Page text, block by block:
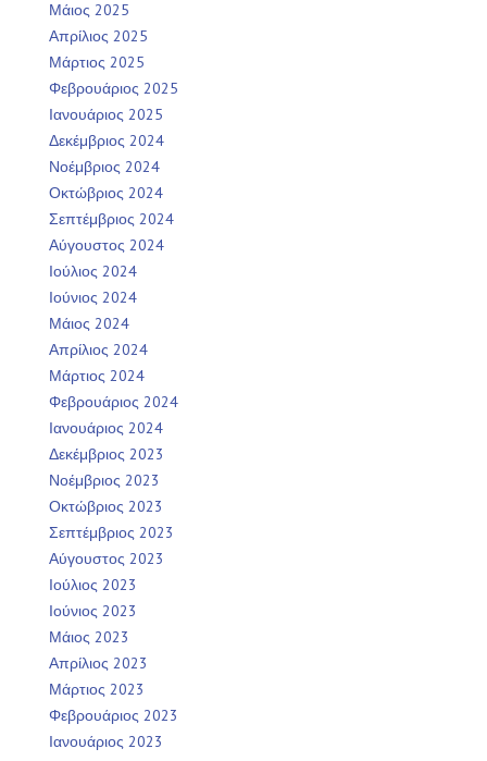
Μάιος 2025
Απρίλιος 2025
Μάρτιος 2025
Φεβρουάριος 2025
Ιανουάριος 2025
Δεκέμβριος 2024
Νοέμβριος 2024
Οκτώβριος 2024
Σεπτέμβριος 2024
Αύγουστος 2024
Ιούλιος 2024
Ιούνιος 2024
Μάιος 2024
Απρίλιος 2024
Μάρτιος 2024
Φεβρουάριος 2024
Ιανουάριος 2024
Δεκέμβριος 2023
Νοέμβριος 2023
Οκτώβριος 2023
Σεπτέμβριος 2023
Αύγουστος 2023
Ιούλιος 2023
Ιούνιος 2023
Μάιος 2023
Απρίλιος 2023
Μάρτιος 2023
Φεβρουάριος 2023
Ιανουάριος 2023